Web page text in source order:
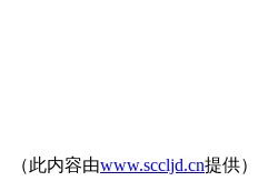
（此内容由www.sccljd.cn提供）